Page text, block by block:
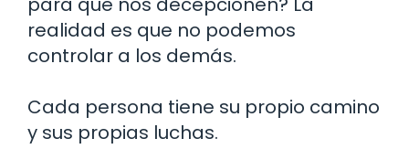
realidad es que no podemos
controlar a los demás.
Cada persona tiene su propio camino
y sus propias luchas.